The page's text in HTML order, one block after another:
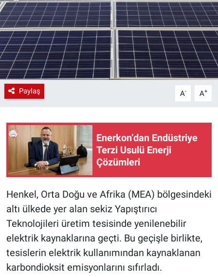
Paylaş A- A+
Enerkon’dan Endüstriye
Terzi Usulü Enerji
Çözümleri
Henkel, Orta Doğu ve Afrika (MEA) bölgesindeki
altı ülkede yer alan sekiz Yapıştırıcı
Teknolojileri üretim tesisinde yenilenebilir
elektrik kaynaklarına geçti. Bu geçişle birlikte,
tesislerin elektrik kullanımından kaynaklanan
karbondioksit emisyonlarını sıfırladı.